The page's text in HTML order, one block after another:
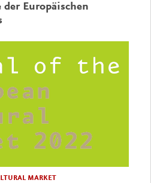
Europäischen
MARKET